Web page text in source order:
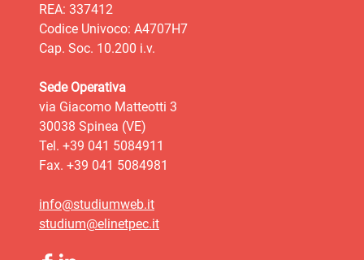
REA: 337412
Codice Univoco: A4707H7
Cap. Soc. 10.200 i.v.
Sede Operativa
via Giacomo Matteotti 3
30038 Spinea (VE)
Tel. +39 041 5084911
Fax. +39 041 5084981
info@studiumweb.it
studium@elinetpec.it